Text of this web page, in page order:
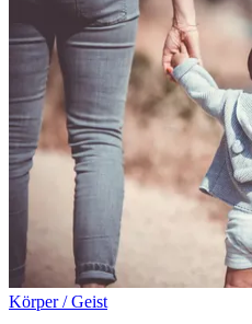
Körper / Geist